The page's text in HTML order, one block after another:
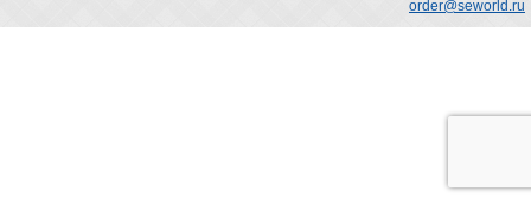
order@seworld.ru